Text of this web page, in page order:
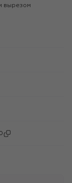
вырезом